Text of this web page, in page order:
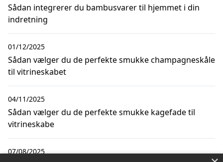
Sådan integrerer du bambusvarer til hjemmet i din
indretning
Sådan vælger du de perfekte smukke champagneskåle
til vitrineskabet
01/12/2025
Sådan vælger du de perfekte smukke kagefade til
vitrineskabe
04/11/2025
07/08/2025